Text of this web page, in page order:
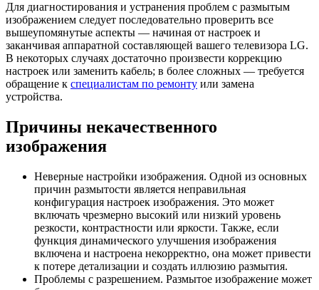
Для диагностирования и устранения проблем с размытым
изображением следует последовательно проверить все
вышеупомянутые аспекты — начиная от настроек и
заканчивая аппаратной составляющей вашего телевизора LG.
В некоторых случаях достаточно произвести коррекцию
настроек или заменить кабель; в более сложных — требуется
обращение к специалистам по ремонту или замена
устройства.
Причины некачественного
изображения
Неверные настройки изображения. Одной из основных
причин размытости является неправильная
конфигурация настроек изображения. Это может
включать чрезмерно высокий или низкий уровень
резкости, контрастности или яркости. Также, если
функция динамического улучшения изображения
включена и настроена некорректно, она может привести
к потере детализации и создать иллюзию размытия.
Проблемы с разрешением. Размытое изображение может